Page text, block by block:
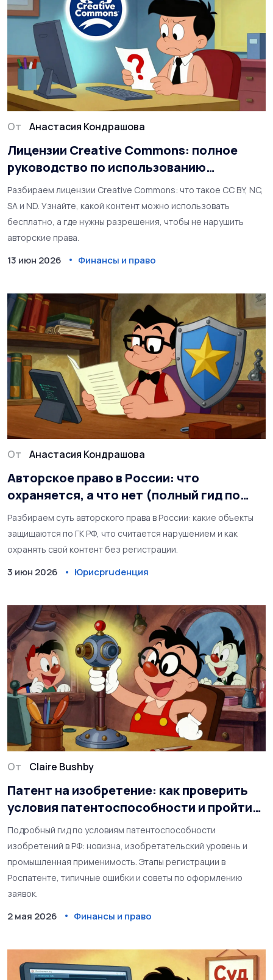
От Анастасия Кондрашова
Лицензии Creative Commons: полное
руководство по использованию
контента
Разбираем лицензии Creative Commons: что такое CC BY, NC,
SA и ND. Узнайте, какой контент можно использовать
бесплатно, а где нужны разрешения, чтобы не нарушить
авторские права.
13 июн 2026 Финансы и право
От Анастасия Кондрашова
Авторское право в России: что
охраняется, а что нет (полный гид по
объектам защиты)
Разбираем суть авторского права в России: какие объекты
защищаются по ГК РФ, что считается нарушением и как
охранять свой контент без регистрации.
3 июн 2026 Юрисprudенция
От Claire Bushby
Патент на изобретение: как проверить
условия патентоспособности и пройти
регистрацию в Роспатенте
Подробный гид по условиям патентоспособности
изобретений в РФ: новизна, изобретательский уровень и
промышленная применимость. Этапы регистрации в
Роспатенте, типичные ошибки и советы по оформлению
заявок.
2 мая 2026 Финансы и право